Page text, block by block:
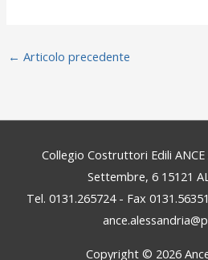
← Articolo precedente
Collegio Costruttori Edili ANCE
Settembre, 6 15121
Tel. 0131.265724 - Fax
Copyright © 2026